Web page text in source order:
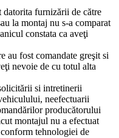
datorita furnizării de către
la montaj nu s-a comparat
constata ca aveţi
au fost comandate greşit si
nevoie de cu totul alta
si intretinerii
neefectuarii
producătorului
montajul nu a efectuat
tehnologiei de